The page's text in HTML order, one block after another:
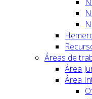
Áreas de
Área
Área